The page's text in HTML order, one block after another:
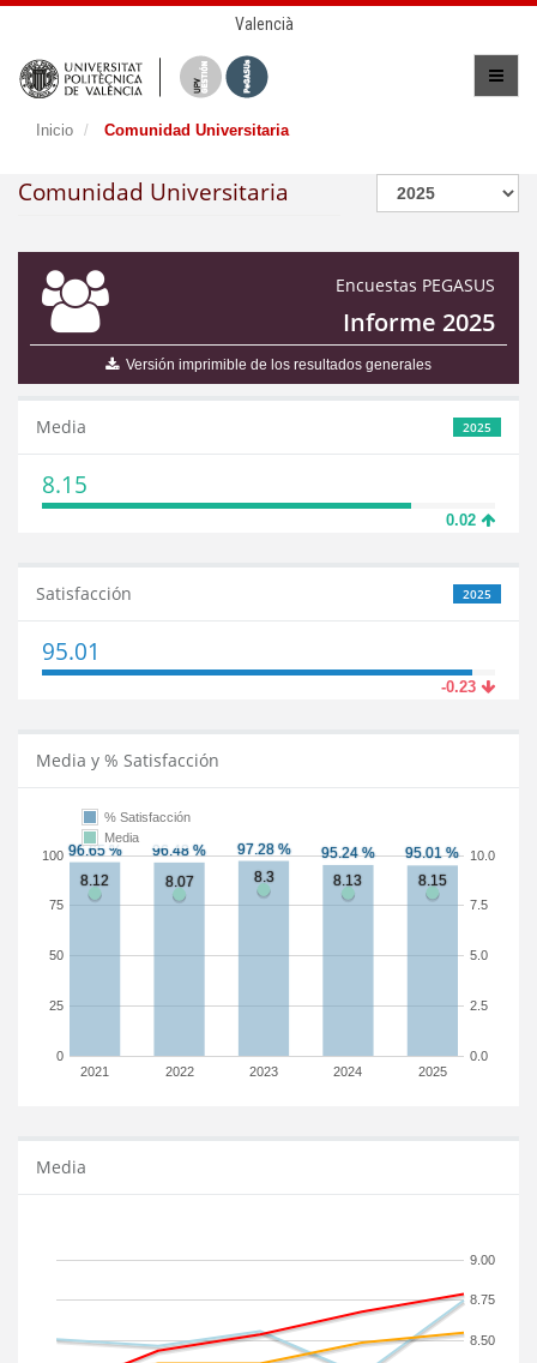
Valencià
Inicio Comunidad Universitaria
Comunidad Universitaria
Encuestas PEGASUS
Informe 2025
Versión imprimible de los resultados generales
2025
Media
8.15
0.02
2025
Satisfacción
95.01
-0.23
Media y % Satisfacción
2021 2022 2023 2024 2025
0
25
50
75
100
0.0
2.5
5.0
7.5
10.0
% Satisfacción
Media
Media
8.50
8.75
9.00